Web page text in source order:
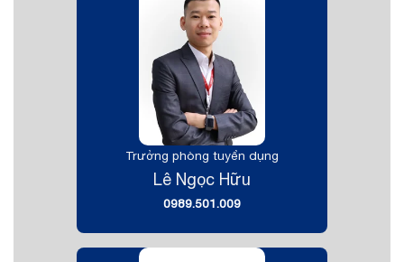
Trưởng phòng tuyển dụng
Lê Ngọc Hữu
0989.501.009